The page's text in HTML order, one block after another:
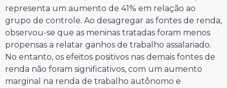
representa um aumento de 41% em relação ao
grupo de controle. Ao desagregar as fontes de renda,
observou-se que as meninas tratadas foram menos
propensas a relatar ganhos de trabalho assalariado.
No entanto, os efeitos positivos nas demais fontes de
renda não foram significativos, com um aumento
marginal na renda de trabalho autônomo e